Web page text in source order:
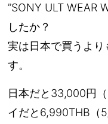
”SONY ULT WEAR
したか？
実は日本で買うよ
す。
日本だと33,000円
イだと6,990THB（